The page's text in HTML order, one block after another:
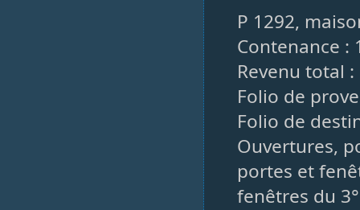
P 1292,
Contenance :
Revenu total
Folio de
Folio de
Ouvertures,
portes et
fenêtres du